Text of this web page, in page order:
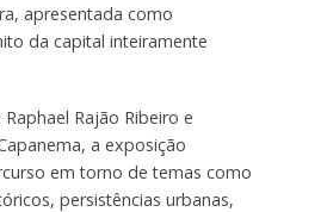
apresentada como
da capital inteiramente
Rajão Ribeiro e
a exposição
em torno de temas como
persistências urbanas,